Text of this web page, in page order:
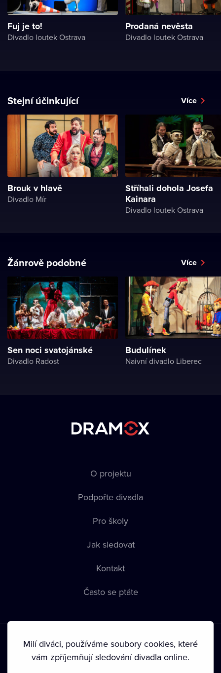
Fuj je to!
Divadlo loutek Ostrava
Prodaná nevěsta
Divadlo loutek Ostrava
Stejní účinkující Více
Brouk v hlavě
Divadlo Mír
Stříhali dohola Josefa
Kainara
Divadlo loutek Ostrava
Žánrově podobné Více
Sen noci svatojánské
Divadlo Radost
Budulínek
Naivní divadlo Liberec
O projektu
Podpořte divadla
Pro školy
Jak sledovat
Kontakt
Často se ptáte
Milí diváci, používáme soubory cookies, které
vám zpříjemňují sledování divadla online.